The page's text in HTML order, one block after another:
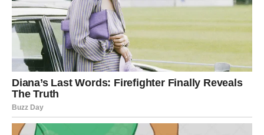
priželjkivali. Neko će primetiti vaš trud, izgled, harizmu ili
posvećenost. Možda će to biti kompliment, pohvala na
poslu ili jednostavno nečiji pogled pun divljenja.
To će vam vratiti energiju i motivaciju. U ljubavi, mali znak
pažnje može probuditi veliku strast. Ako ste bili nesigurni
– sada ćete osetiti potvrdu svoje vrednosti.
Vaša radost biće u osećaju da ste vi i dalje svetlo koje